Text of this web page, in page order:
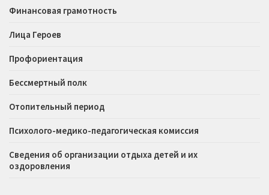
Финансовая грамотность
Лица Героев
Профориентация
Бессмертный полк
Отопительный период
Психолого-медико-педагогическая комиссия
Сведения об организации отдыха детей и их
оздоровления